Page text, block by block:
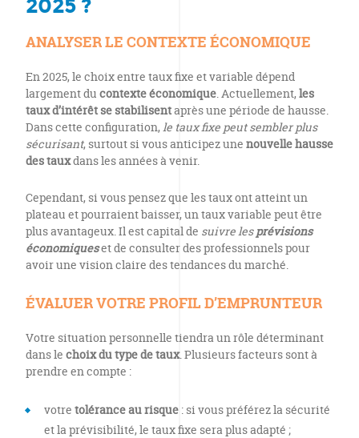
2025 ?
ANALYSER LE CONTEXTE ÉCONOMIQUE
En 2025, le choix entre taux fixe et variable dépend
largement du contexte économique. Actuellement, les
taux d’intérêt se stabilisentaprès une période de hausse.
Dans cette configuration, le taux fixe peut sembler plus
sécurisant, surtout si vous anticipez une nouvelle hausse
des tauxdans les années à venir.
Cependant, si vous pensez que les taux ont atteint un
plateau et pourraient baisser, un taux variable peut être
plus avantageux. Il est capital de suivre lesprévisions
économiqueset de consulter des professionnels pour
avoir une vision claire des tendances du marché.
ÉVALUER VOTRE PROFIL D’EMPRUNTEUR
Votre situation personnelle tiendra un rôle déterminant
dans le choix du type de taux. Plusieurs facteurs sont à
prendre en compte :
votre tolérance au risque : si vous préférez la sécurité
et la prévisibilité, le taux fixe sera plus adapté ;